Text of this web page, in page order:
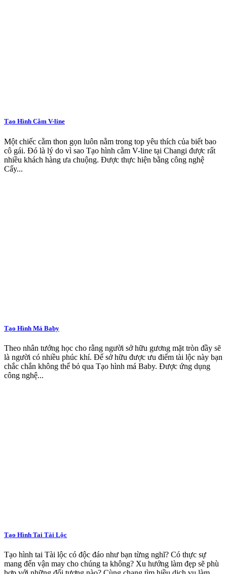
Tạo Hình Cằm V-line
Một chiếc cằm thon gọn luôn nằm trong top yêu thích của biết bao
cô gái. Đó là lý do vì sao Tạo hình cằm V-line tại Changi được rất
nhiều khách hàng ưa chuộng. Được thực hiện bằng công nghệ
Cấy...
Tạo Hình Má Baby
Theo nhân tướng học cho rằng người sở hữu gương mặt tròn đầy sẽ
là người có nhiều phúc khí. Để sở hữu được ưu điểm tài lộc này bạn
chắc chắn không thể bỏ qua Tạo hình má Baby. Được ứng dụng
công nghệ...
Tạo Hình Tai Tài Lộc
Tạo hình tai Tài lộc có độc đáo như bạn từng nghĩ? Có thực sự
mang đến vận may cho chúng ta không? Xu hướng làm đẹp sẽ phù